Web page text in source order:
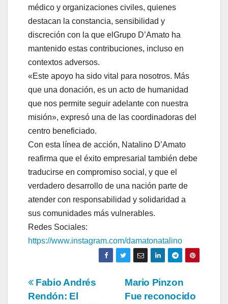
médico y organizaciones civiles, quienes
destacan la constancia, sensibilidad y
discreción con la que elGrupo D’Amato ha
mantenido estas contribuciones, incluso en
contextos adversos.
«Este apoyo ha sido vital para nosotros. Más
que una donación, es un acto de humanidad
que nos permite seguir adelante con nuestra
misión», expresó una de las coordinadoras del
centro beneficiado.
Con esta línea de acción, Natalino D’Amato
reafirma que el éxito empresarial también debe
traducirse en compromiso social, y que el
verdadero desarrollo de una nación parte de
atender con responsabilidad y solidaridad a
sus comunidades más vulnerables.
Redes Sociales:
https://www.instagram.com/damatonatalino
Navegación
Mario Pinzon
Fue reconocido
Fabio Andrés
Rendón: El